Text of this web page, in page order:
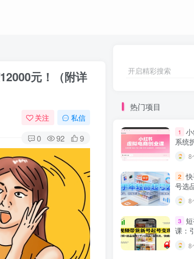
元！（附详
关注 私信
0 92 9
开启精彩搜索
热门项目
1
系统
8
2
号选
8
3
课：
川测
8